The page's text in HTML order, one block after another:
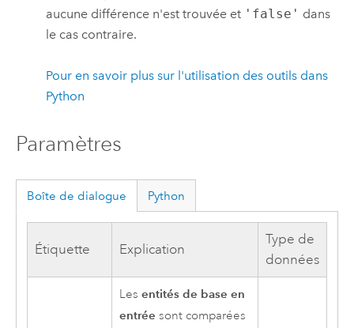
aucune différence n'est trouvée et 'false' dans
le cas contraire.
Pour en savoir plus sur l'utilisation des outils dans
Python
Paramètres
Boîte de dialogue Python
Étiquette Explication
Type de
données
Les entités de base en
entrée sont comparées